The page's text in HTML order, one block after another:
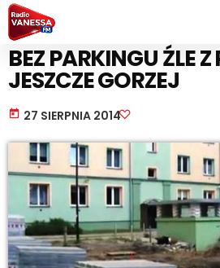
WIADOMOŚCI
BEZ PARKINGU ŹLE
JESZCZE GORZEJ
today 27 SIERPNIA 2014